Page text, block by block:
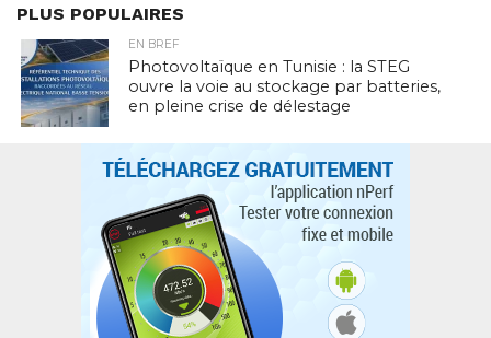
PLUS POPULAIRES
EN BREF
Photovoltaïque en Tunisie : la STEG
ouvre la voie au stockage par batteries,
en pleine crise de délestage